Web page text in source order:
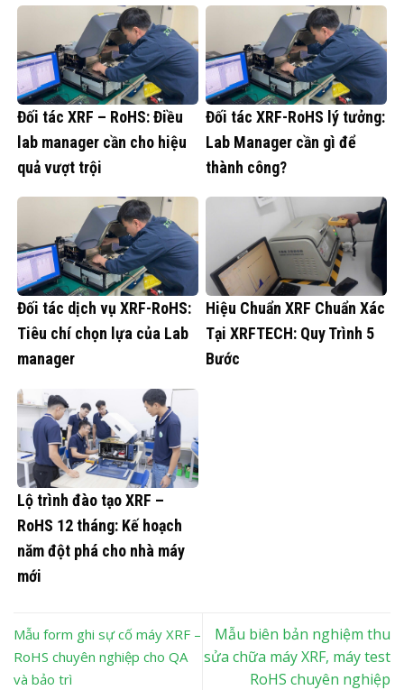
Đối tác XRF – RoHS: Điều
lab manager cần cho hiệu
quả vượt trội
Đối tác XRF-RoHS lý tưởng:
Lab Manager cần gì để
thành công?
Đối tác dịch vụ XRF-RoHS:
Tiêu chí chọn lựa của Lab
manager
Hiệu Chuẩn XRF Chuẩn Xác
Tại XRFTECH: Quy Trình 5
Bước
Lộ trình đào tạo XRF –
RoHS 12 tháng: Kế hoạch
năm đột phá cho nhà máy
mới
Mẫu form ghi sự cố máy XRF –
RoHS chuyên nghiệp cho QA
và bảo trì
Mẫu biên bản nghiệm thu
sửa chữa máy XRF, máy test
RoHS chuyên nghiệp